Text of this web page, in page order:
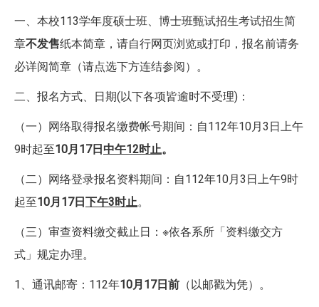
一、本校113学年度硕士班、博士班甄试招生考试招生简
章不发售纸本简章，请自行网页浏览或打印，报名前请务
必详阅简章（请点选下方连结参阅）。
二、报名方式、日期(以下各项皆逾时不受理)：
（一）网络取得报名缴费帐号期间：自112年10月3日上午
9时起至10月17日中午12时止。
（二）网络登录报名资料期间：自112年10月3日上午9时
起至10月17日下午3时止。
（三）审查资料缴交截止日：※依各系所「资料缴交方
式」规定办理。
1、通讯邮寄：112年10月17日前 （以邮戳为凭）。